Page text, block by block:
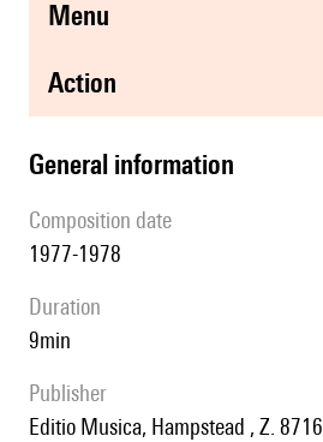
menu
action
general information
composition date
1977-1978
duration
9min
publisher
Editio Musica, Hampstead , Z. 8716.